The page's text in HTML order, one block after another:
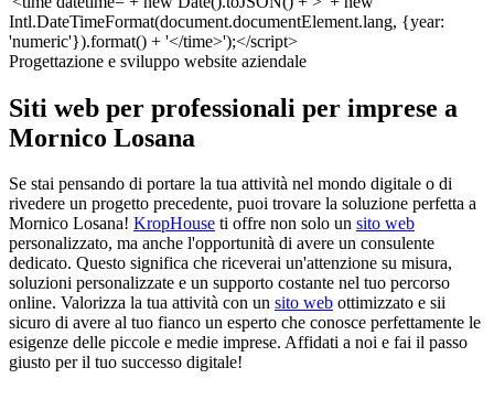
Progettazione e sviluppo website aziendale
Siti web per professionali per imprese a
Mornico Losana
Se stai pensando di portare la tua attività nel mondo digitale o di
rivedere un progetto precedente, puoi trovare la soluzione perfetta a
Mornico Losana! KropHouse ti offre non solo un sito web
personalizzato, ma anche l'opportunità di avere un consulente
dedicato. Questo significa che riceverai un'attenzione su misura,
soluzioni personalizzate e un supporto costante nel tuo percorso
online. Valorizza la tua attività con un sito web ottimizzato e sii
sicuro di avere al tuo fianco un esperto che conosce perfettamente le
esigenze delle piccole e medie imprese. Affidati a noi e fai il passo
giusto per il tuo successo digitale!